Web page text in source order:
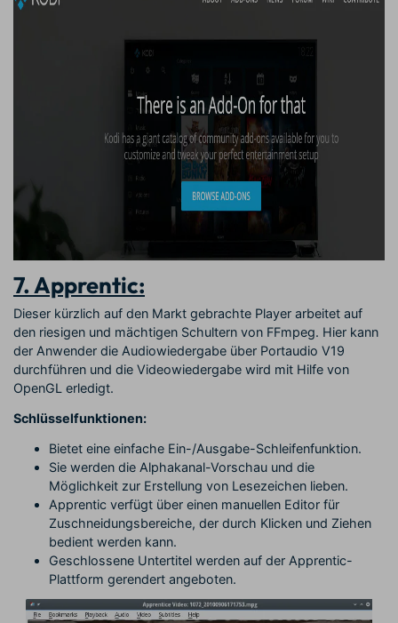
7. Apprentic:
Dieser kürzlich auf den Markt gebrachte Player arbeitet auf
den riesigen und mächtigen Schultern von FFmpeg. Hier kann
der Anwender die Audiowiedergabe über Portaudio V19
durchführen und die Videowiedergabe wird mit Hilfe von
OpenGL erledigt.
Schlüsselfunktionen:
Bietet eine einfache Ein-/Ausgabe-Schleifenfunktion.
Sie werden die Alphakanal-Vorschau und die
Möglichkeit zur Erstellung von Lesezeichen lieben.
Apprentic verfügt über einen manuellen Editor für
Zuschneidungsbereiche, der durch Klicken und Ziehen
bedient werden kann.
Geschlossene Untertitel werden auf der Apprentic-
Plattform gerendert angeboten.